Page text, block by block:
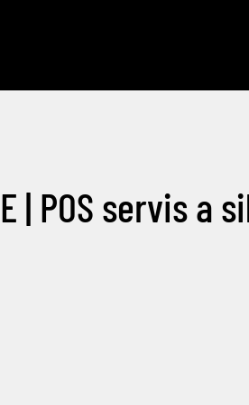
| POS servis a